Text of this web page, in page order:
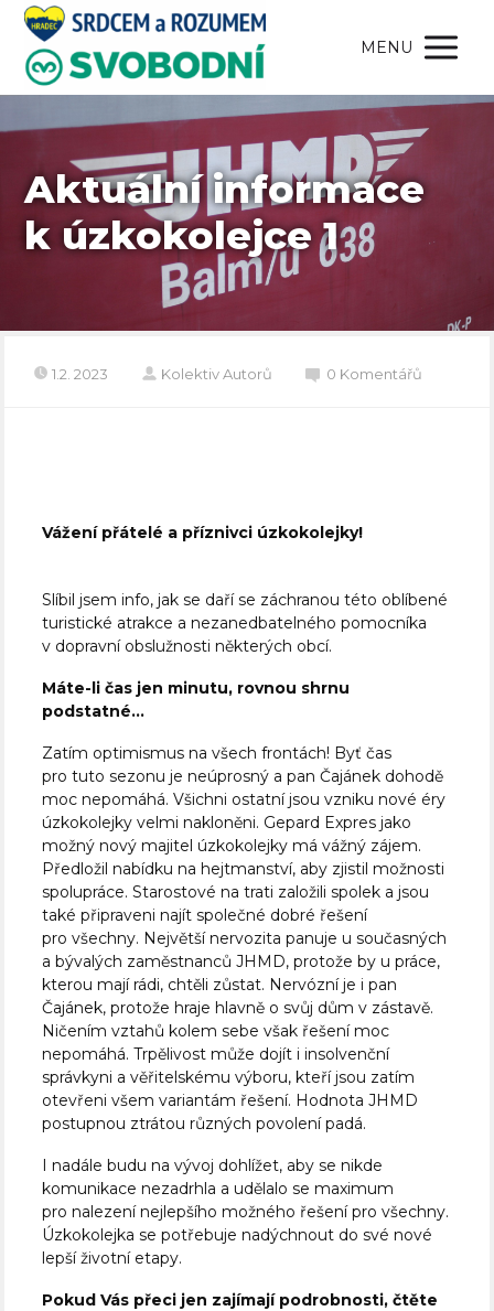
MENU
Aktuální informace
k úzkokolejce 1
1.2. 2023 Kolektiv Autorů 0 Komentářů
Vážení přátelé a příznivci úzkokolejky!
Slíbil jsem info, jak se daří se záchranou této oblíbené
turistické atrakce a nezanedbatelného pomocníka
v dopravní obslužnosti některých obcí.
Máte-li čas jen minutu, rovnou shrnu
podstatné…
Zatím optimismus na všech frontách! Byť čas
pro tuto sezonu je neúprosný a pan Čajánek dohodě
moc nepomáhá. Všichni ostatní jsou vzniku nové éry
úzkokolejky velmi nakloněni. Gepard Expres jako
možný nový majitel úzkokolejky má vážný zájem.
Předložil nabídku na hejtmanství, aby zjistil možnosti
spolupráce. Starostové na trati založili spolek a jsou
také připraveni najít společné dobré řešení
pro všechny. Největší nervozita panuje u současných
a bývalých zaměstnanců JHMD, protože by u práce,
kterou mají rádi, chtěli zůstat. Nervózní je i pan
Čajánek, protože hraje hlavně o svůj dům v zástavě.
Ničením vztahů kolem sebe však řešení moc
nepomáhá. Trpělivost může dojít i insolvenční
správkyni a věřitelskému výboru, kteří jsou zatím
otevřeni všem variantám řešení. Hodnota JHMD
postupnou ztrátou různých povolení padá.
I nadále budu na vývoj dohlížet, aby se nikde
komunikace nezadrhla a udělalo se maximum
pro nalezení nejlepšího možného řešení pro všechny.
Úzkokolejka se potřebuje nadýchnout do své nové
lepší životní etapy.
Pokud Vás přeci jen zajímají podrobnosti, čtěte